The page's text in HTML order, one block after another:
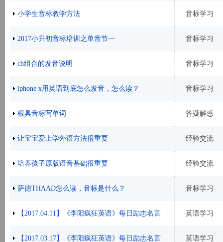
小学生音标教学方法 音标学习
2017小升初音标培训之单音节一 音标学习
ch组合的发音说明 音标学习
iphone x用英语到底怎么发音，怎么读？ 音标学习
根具音标写单词 答疑解惑
让宝宝爱上学外语方法很重要 经验交流
培养孩子原版语音基础很重要 经验交流
萨德THAAD怎么读，音标是什么？ 音标学习
【2017.04.11】《李阳疯狂英语》每日励志名言 英语学习
【2017.03.17】《李阳疯狂英语》每日励志名言 英语学习